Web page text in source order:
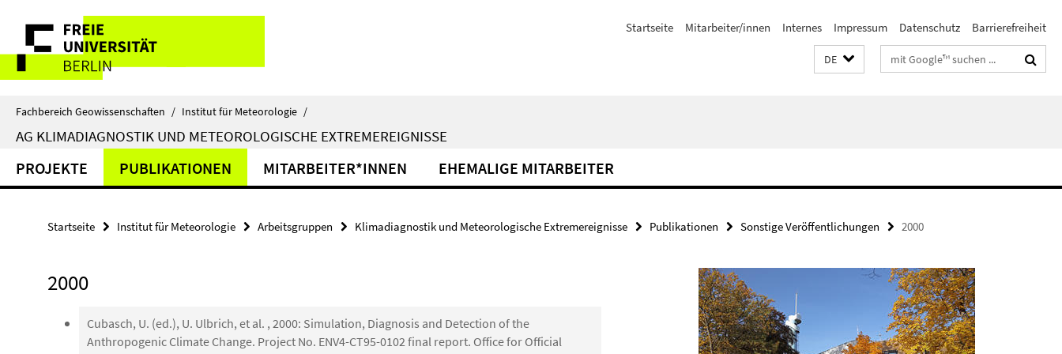
direkt
Inhalt
Service-
Navigation
Startseite Mitarbeiter/innen Internes Impressum Datenschutz Barrierefreiheit
DE Suchbegriffe
Fachbereich Geowissenschaften / Institut für Meteorologie /
AG KLIMADIAGNOSTIK UND METEOROLOGISCHE EXTREMEREIGNISSE
PROJEKTE PUBLIKATIONEN MITARBEITER*INNEN EHEMALIGE MITARBEITER
Startseite Institut für Meteorologie Arbeitsgruppen Klimadiagnostik und Meteorologische Extremereignisse Publikationen Sonstige Veröffentlichungen 2000
2000
Cubasch, U. (ed.), U. Ulbrich, et al. , 2000: Simulation, Diagnosis and Detection of the
Anthropogenic Climate Change. Project No. ENV4-CT95-0102 final report. Office for Official